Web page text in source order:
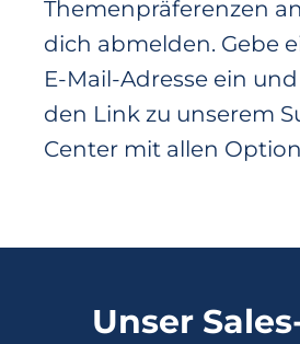
Themenpräferenzen
dich abmelden. Gebe
E-Mail-Adresse ein
den Link zu unserem
Center mit allen
Unser